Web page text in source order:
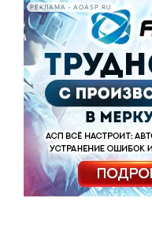
РЕКЛАМА • AOASP.RU